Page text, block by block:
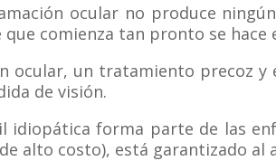
ocular no produce
comienza tan pronto se
ocular, un tratamiento precoz
de visión.
forma parte de las
alto costo), está garantizado al